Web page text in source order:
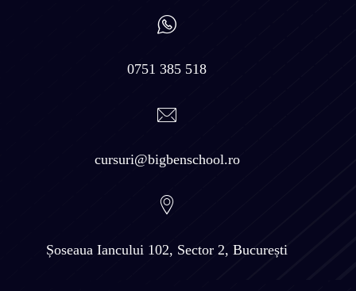
0751 385 518
cursuri@bigbenschool.ro
Șoseaua Iancului 102, Sector 2, București